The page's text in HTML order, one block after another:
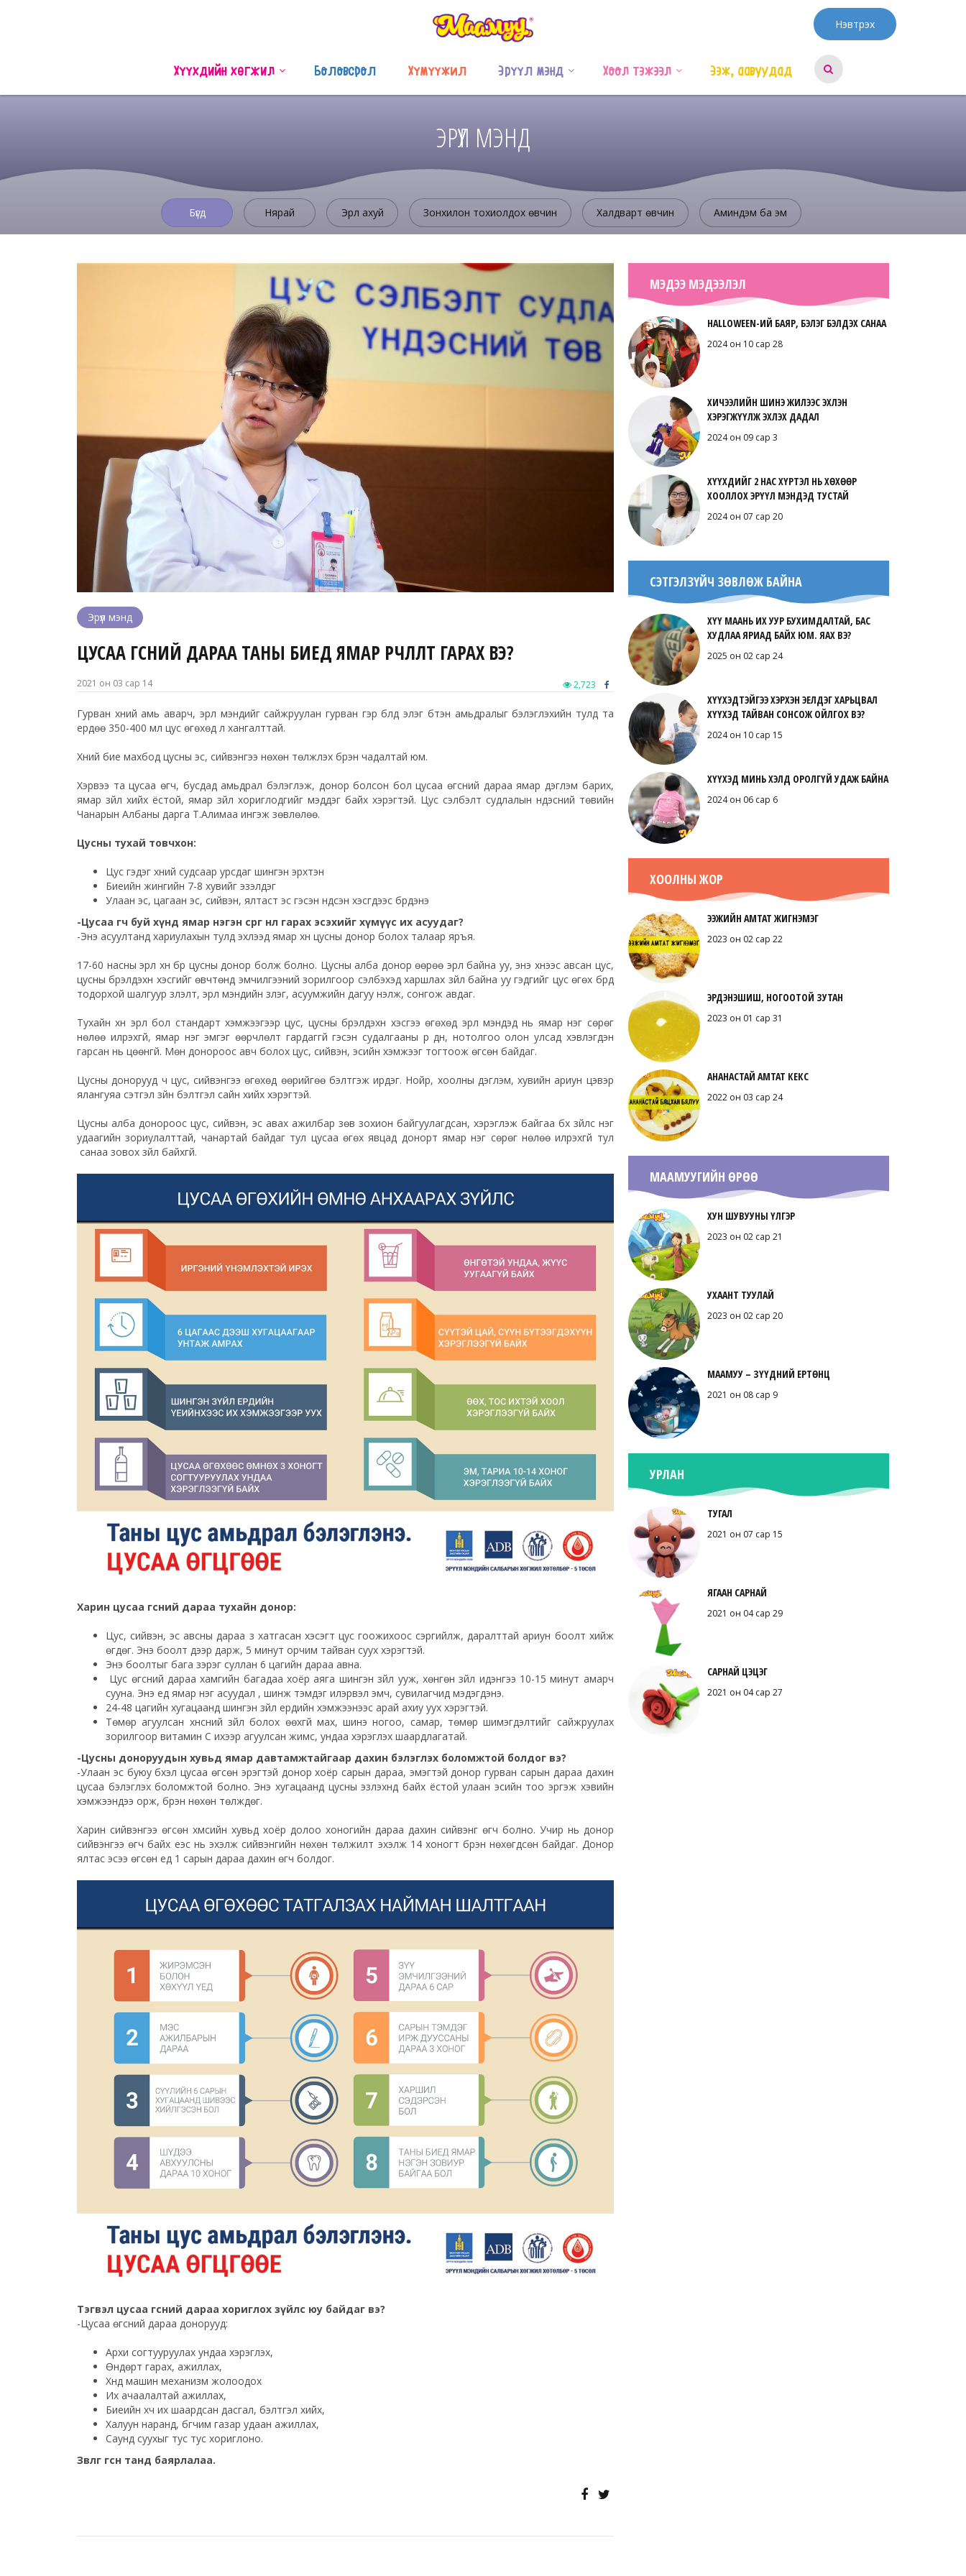
Нэвтрэх
Хүүхдийн хөгжил Боловсрол Хүмүүжил Эрүүл мэнд Хоол тэжээл Ээж, аавуудад
ЭРҮҮЛ МЭНД
Бүгд Нярай Эрүүл ахуй Зонхилон тохиолдох өвчин Халдварт өвчин Аминдэм ба эм
Эрүүл мэнд
ЦУСАА ӨГСНИЙ ДАРАА ТАНЫ БИЕД ЯМАР ӨӨРЧЛӨЛТ ГАРАХ ВЭ?
2021 он 03 сар 14 2,723
Гурван хүний амь аварч, эрүүл мэндийг сайжруулан гурван гэр бүлд элэг бүтэн амьдралыг бэлэглэхийн тулд та
ердөө 350-400 мл цус өгөхөд л хангалттай.
Хүний бие махбод цусны эс, сийвэнгээ нөхөн төлжүүлэх бүрэн чадалтай юм.
Хэрвээ та цусаа өгч, бусдад амьдрал бэлэглэж, донор болсон бол цусаа өгсний дараа ямар дэглэм барих,
ямар зүйл хийх ёстой, ямар зүйл хориглодгийг мэддэг байх хэрэгтэй. Цус сэлбэлт судлалын үндэсний төвийн
Чанарын Албаны дарга Т.Алимаа ингэж зөвлөлөө.
Цусны тухай товчхон:
Цус гэдэг хүний судсаар урсдаг шингэн эрхтэн
Биеийн жингийн 7-8 хувийг эзэлдэг
Улаан эс, цагаан эс, сийвэн, ялтаст эс гэсэн үндсэн хэсгүүдээс бүрдэнэ
-Цусаа өгч буй хүнд ямар нэгэн сөрөг нөлөө гарах эсэхийг хүмүүс их асуудаг?
-Энэ асуултанд хариулахын тулд эхлээд ямар хүн цусны донор болох талаар яръя.
17-60 насны эрүүл хүн бүр цусны донор болж болно. Цусны алба донор өөрөө эрүүл байна уу, энэ хүнээс авсан цус,
цусны бүрэлдэхүүн хэсгийг өвчтөнд эмчилгээний зорилгоор сэлбэхэд харшлах зүйл байна уу гэдгийг цус өгөх бүрд
тодорхой шалгуур үзүүлэлт, эрүүл мэндийн үзлэг, асуумжийн дагуу үнэлж, сонгож авдаг.
Тухайн хүн эрүүл бол стандарт хэмжээгээр цус, цусны бүрэлдэхүүн хэсгээ өгөхөд эрүүл мэндэд нь ямар нэг сөрөг
нөлөө илрэхгүй, ямар нэг эмгэг өөрчлөлт гардаггүй гэсэн судалгааны үр дүн, нотолгоо олон улсад хэвлэгдэн
гарсан нь цөөнгүй. Мөн донороос авч болох цус, сийвэн, эсийн хэмжээг тогтоож өгсөн байдаг.
Цусны донорууд ч цус, сийвэнгээ өгөхөд өөрийгөө бэлтгэж ирдэг. Нойр, хоолны дэглэм, хувийн ариун цэвэр
ялангуяа сэтгэл зүйн бэлтгэл сайн хийх хэрэгтэй.
Цусны алба донороос цус, сийвэн, эс авах ажилбар зөв зохион байгуулагдсан, хэрэглэж байгаа бүх зүйлс нэг
удаагийн зориулалттай, чанартай байдаг тул цусаа өгөх явцад донорт ямар нэг сөрөг нөлөө илрэхгүй тул
санаа зовох зүйл байхгүй.
Харин цусаа өгсний дараа тухайн донор:
Цус, сийвэн, эс авсны дараа зүү хатгасан хэсэгт цус гоожихоос сэргийлж, даралттай ариун боолт хийж
өгдөг. Энэ боолт дээр дарж, 5 минут орчим тайван суух хэрэгтэй.
Энэ боолтыг бага зэрэг суллан 6 цагийн дараа авна.
Цус өгсний дараа хамгийн багадаа хоёр аяга шингэн зүйл ууж, хөнгөн зүйл идэнгээ 10-15 минут амарч
сууна. Энэ үед ямар нэг асуудал , шинж тэмдэг илэрвэл эмч, сувилагчид мэдэгдэнэ.
24-48 цагийн хугацаанд шингэн зүйл ердийн хэмжээнээс арай ахиу уух хэрэгтэй.
Төмөр агуулсан хүнсний зүйл болох өөхгүй мах, шинэ ногоо, самар, төмөр шимэгдэлтийг сайжруулах
зорилгоор витамин С ихээр агуулсан жимс, ундаа хэрэглэх шаардлагатай.
-Цусны доноруудын хувьд ямар давтамжтайгаар дахин бэлэглэх боломжтой болдог вэ?
-Улаан эс буюу бүхэл цусаа өгсөн эрэгтэй донор хоёр сарын дараа, эмэгтэй донор гурван сарын дараа дахин
цусаа бэлэглэх боломжтой болно. Энэ хугацаанд цусны эзлэхүүнд байх ёстой улаан эсийн тоо эргэж хэвийн
хэмжээндээ орж, бүрэн нөхөн төлждөг.
Харин сийвэнгээ өгсөн хүмүүсийн хувьд хоёр долоо хоногийн дараа дахин сийвэнг өгч болно. Учир нь донор
сийвэнгээ өгч байх үеэс нь эхэлж сийвэнгийн нөхөн төлжилт эхэлж 14 хоногт бүрэн нөхөгдсөн байдаг. Донор
ялтас эсээ өгсөн үед 1 сарын дараа дахин өгч болдог.
Тэгвэл цусаа өгсний дараа хориглох зүйлс юу байдаг вэ?
-Цусаа өгсний дараа донорууд:
Архи согтууруулах ундаа хэрэглэх,
Өндөрт гарах, ажиллах,
Хүнд машин механизм жолоодох
Их ачаалалтай ажиллах,
Биеийн хүч их шаардсан дасгал, бэлтгэл хийх,
Халуун наранд, бүгчим газар удаан ажиллах,
Саунд суухыг тус тус хориглоно.
Зөвлөгөө өгсөн танд баярлалаа.
МЭДЭЭ МЭДЭЭЛЭЛ
HALLOWEEN-ИЙ БАЯР, БЭЛЭГ БЭЛДЭХ САНАА
2024 он 10 сар 28
ХИЧЭЭЛИЙН ШИНЭ ЖИЛЭЭС ЭХЛЭН
ХЭРЭГЖҮҮЛЖ ЭХЛЭХ ДАДАЛ
2024 он 09 сар 3
ХҮҮХДИЙГ 2 НАС ХҮРТЭЛ НЬ ХӨХӨӨР
ХООЛЛОХ ЭРҮҮЛ МЭНДЭД ТУСТАЙ
2024 он 07 сар 20
СЭТГЭЛЗҮЙЧ ЗӨВЛӨЖ БАЙНА
ХҮҮ МААНЬ ИХ УУР БУХИМДАЛТАЙ, БАС
ХУДЛАА ЯРИАД БАЙХ ЮМ. ЯАХ ВЭ?
2025 он 02 сар 24
ХҮҮХЭДТЭЙГЭЭ ХЭРХЭН ЭЕЛДЭГ ХАРЬЦВАЛ
ХҮҮХЭД ТАЙВАН СОНСОЖ ОЙЛГОХ ВЭ?
2024 он 10 сар 15
ХҮҮХЭД МИНЬ ХЭЛД ОРОЛГҮЙ УДАЖ БАЙНА
2024 он 06 сар 6
ХООЛНЫ ЖОР
ЭЭЖИЙН АМТАТ ЖИГНЭМЭГ
2023 он 02 сар 22
ЭРДЭНЭШИШ, НОГООТОЙ ЗУТАН
2023 он 01 сар 31
АНАНАСТАЙ АМТАТ КЕКС
2022 он 03 сар 24
МААМУУГИЙН ӨРӨӨ
ХУН ШУВУУНЫ ҮЛГЭР
2023 он 02 сар 21
УХААНТ ТУУЛАЙ
2023 он 02 сар 20
МААМУУ – ЗҮҮДНИЙ ЕРТӨНЦ
2021 он 08 сар 9
УРЛАН
ТУГАЛ
2021 он 07 сар 15
ЯГААН САРНАЙ
2021 он 04 сар 29
САРНАЙ ЦЭЦЭГ
2021 он 04 сар 27